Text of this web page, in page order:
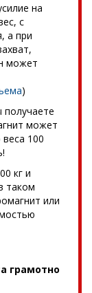
на
с
а при
может
)
получаете
может
100
кг и
таком
или
грамотно